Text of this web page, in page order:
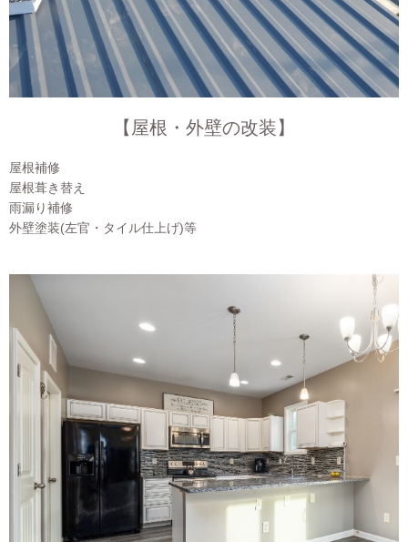
【屋根・外壁の改装】
屋根補修
屋根葺き替え
雨漏り補修
外壁塗装(左官・タイル仕上げ)等